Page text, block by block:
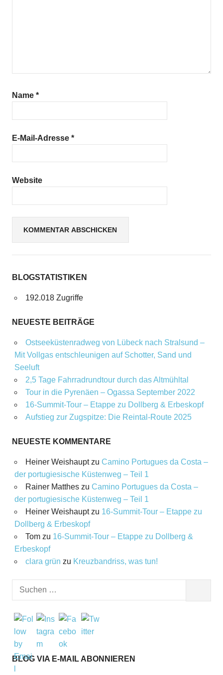
Name *
E-Mail-Adresse *
Website
BLOGSTATISTIKEN
192.018 Zugriffe
NEUESTE BEITRÄGE
Ostseeküstenradweg von Lübeck nach Stralsund –
Mit Vollgas entschleunigen auf Schotter, Sand und
Seeluft
2,5 Tage Fahrradrundtour durch das Altmühltal
Tour in die Pyrenäen – Ogassa September 2022
16‑Summit‑Tour – Etappe zu Dollberg & Erbeskopf
Aufstieg zur Zugspitze: Die Reintal-Route 2025
NEUESTE KOMMENTARE
Heiner Weishauptzu Camino Portugues da Costa –
der portugiesische Küstenweg – Teil 1
Rainer Mattheszu Camino Portugues da Costa –
der portugiesische Küstenweg – Teil 1
Heiner Weishauptzu 16‑Summit‑Tour – Etappe zu
Dollberg & Erbeskopf
Tomzu 16‑Summit‑Tour – Etappe zu Dollberg &
Erbeskopf
clara grün zu Kreuzbandriss, was tun!
Suchen
BLOG VIA E-MAIL ABONNIEREN